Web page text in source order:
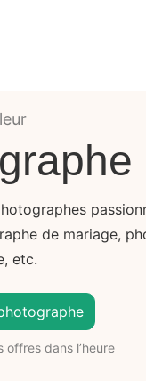
de mariage,
etc.
offres dans l’heure